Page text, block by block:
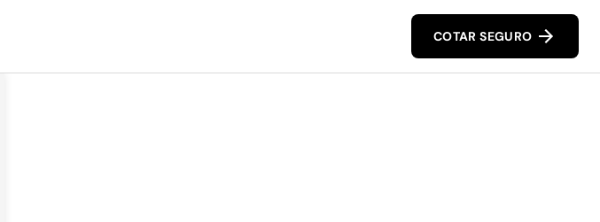
COTAR SEGURO